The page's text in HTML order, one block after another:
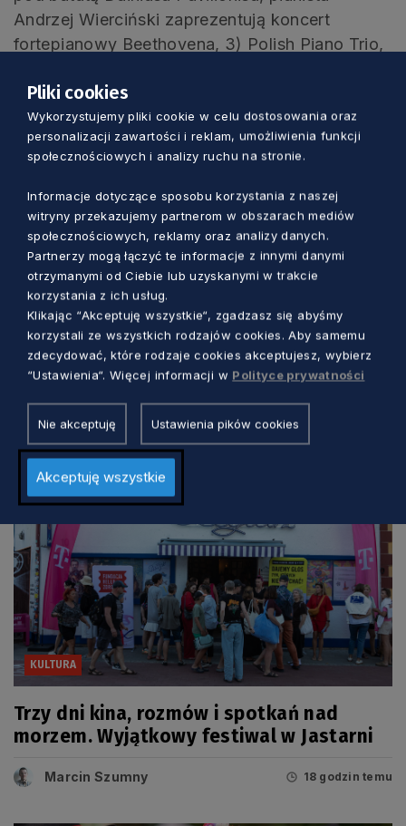
Andrzej Wierciński zaprezentują koncert
fortepianowy Beethovena, 3) Polish Piano Trio,
Dimitrov, 5) trio: Wojciechowski-Pachowicz-
Paszkiewicz, 6) zespół NeoQuartet, 7) recital
brytyjskiego pianisty Davida Greilsammera, 8)
Orkiestra Symfoniczna PFB pod batutą Łukasza
Borowicza, a przy fortepianie Jonathan
Plowright i 9) Orkiestra Symfoniczna PFB pod
batutą Szymona Morusa z udziałem pianisty
Piotra Pawlaka.
Zobacz również
KULTURA
Trzy dni kina, rozmów i spotkań nad
morzem. Wyjątkowy festiwal w Jastarni
Marcin Szumny 18 godzin temu
Pliki cookies
Wykorzystujemy pliki cookie w celu dostosowania oraz
personalizacji zawartości i reklam, umożliwienia funkcji
społecznościowych i analizy ruchu na stronie.
Informacje dotyczące sposobu korzystania z naszej
witryny przekazujemy partnerom w obszarach mediów
społecznościowych, reklamy oraz analizy danych.
Partnerzy mogą łączyć te informacje z innymi danymi
otrzymanymi od Ciebie lub uzyskanymi w trakcie
korzystania z ich usług.
Klikając “Akceptuję wszystkie“, zgadzasz się abyśmy
korzystali ze wszystkich rodzajów cookies. Aby samemu
zdecydować, które rodzaje cookies akceptujesz, wybierz
“Ustawienia“. Więcej informacji w Polityce prywatności
Nie akceptuję Ustawienia pików cookies
Akceptuję wszystkie